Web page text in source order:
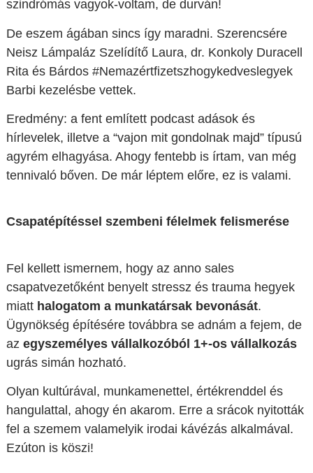
szindrómás vagyok-voltam, de durván!
De eszem ágában sincs így maradni. Szerencsére
Neisz Lámpaláz Szelídítő Laura, dr. Konkoly Duracell
Rita és Bárdos #Nemazértfizetszhogykedveslegyek
Barbi kezelésbe vettek.
Eredmény: a fent említett podcast adások és
hírlevelek, illetve a “vajon mit gondolnak majd” típusú
agyrém elhagyása. Ahogy fentebb is írtam, van még
tennivaló bőven. De már léptem előre, ez is valami.
Csapatépítéssel szembeni félelmek felismerése
Fel kellett ismernem, hogy az anno sales
csapatvezetőként benyelt stressz és trauma hegyek
miatt halogatom a munkatársak bevonását.
Ügynökség építésére továbbra se adnám a fejem, de
az egyszemélyes vállalkozóból 1+-os vállalkozás
ugrás simán hozható.
Olyan kultúrával, munkamenettel, értékrenddel és
hangulattal, ahogy én akarom. Erre a srácok nyitották
fel a szemem valamelyik irodai kávézás alkalmával.
Ezúton is köszi!